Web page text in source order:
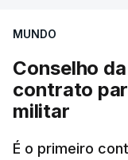
MUNDO
Conselho
contrato
militar
É o primeiro